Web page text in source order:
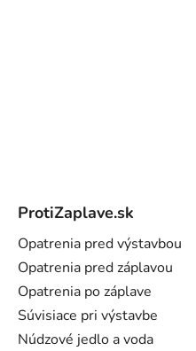
ProtiZaplave.sk
Opatrenia pred výstavbou
Opatrenia pred záplavou
Opatrenia po záplave
Súvisiace pri výstavbe
Núdzové jedlo a voda